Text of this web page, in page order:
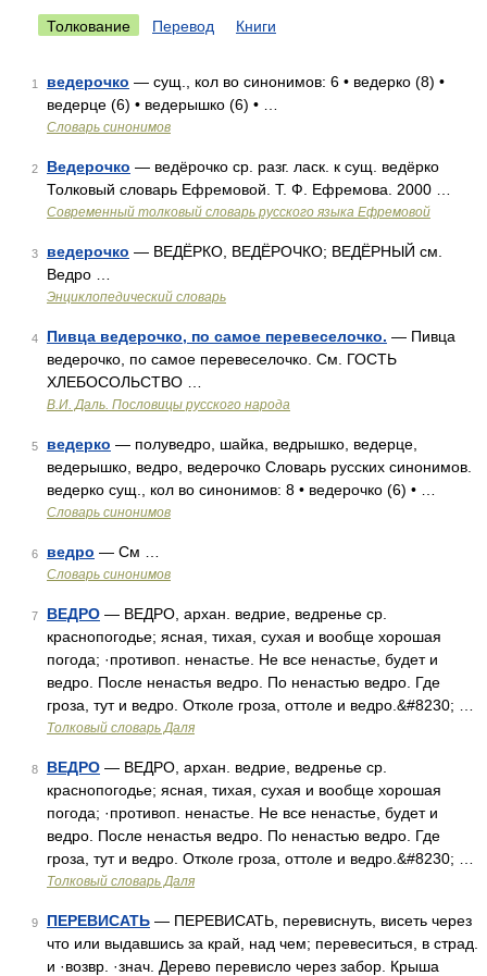
Толкование Перевод Книги
1 ведерочко — сущ., кол во синонимов: 6 • ведерко (8) •
ведерце (6) • ведерышко (6) • …
Словарь синонимов
2 Ведерочко — ведёрочко ср. разг. ласк. к сущ. ведёрко
Толковый словарь Ефремовой. Т. Ф. Ефремова. 2000 …
Современный толковый словарь русского языка Ефремовой
3 ведерочко — ВЕДЁРКО, ВЕДЁРОЧКО; ВЕДЁРНЫЙ см.
Ведро …
Энциклопедический словарь
4 Пивца ведерочко, по самое перевеселочко. — Пивца
ведерочко, по самое перевеселочко. См. ГОСТЬ
ХЛЕБОСОЛЬСТВО …
В.И. Даль. Пословицы русского народа
5 ведерко — полуведро, шайка, ведрышко, ведерце,
ведерышко, ведро, ведерочко Словарь русских синонимов.
ведерко сущ., кол во синонимов: 8 • ведерочко (6) • …
Словарь синонимов
6 ведро — См …
Словарь синонимов
7 ВЕДРО — ВЕДРО, архан. ведрие, ведренье ср.
краснопогодье; ясная, тихая, сухая и вообще хорошая
погода; ·противоп. ненастье. Не все ненастье, будет и
ведро. После ненастья ведро. По ненастью ведро. Где
гроза, тут и ведро. Отколе гроза, оттоле и ведро.&#8230; …
Толковый словарь Даля
8 ВЕДРО — ВЕДРО, архан. ведрие, ведренье ср.
краснопогодье; ясная, тихая, сухая и вообще хорошая
погода; ·противоп. ненастье. Не все ненастье, будет и
ведро. После ненастья ведро. По ненастью ведро. Где
гроза, тут и ведро. Отколе гроза, оттоле и ведро.&#8230; …
Толковый словарь Даля
9 ПЕРЕВИСАТЬ — ПЕРЕВИСАТЬ, перевиснуть, висеть через
что или выдавшись за край, над чем; перевеситься, в страд.
и ·возвр. ·знач. Дерево перевисло через забор. Крыша